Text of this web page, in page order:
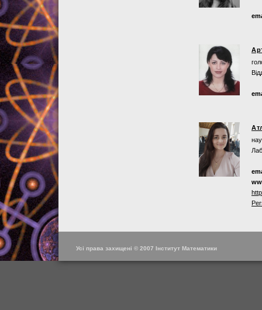
Усі права захищені © 2007 Інститут Математики